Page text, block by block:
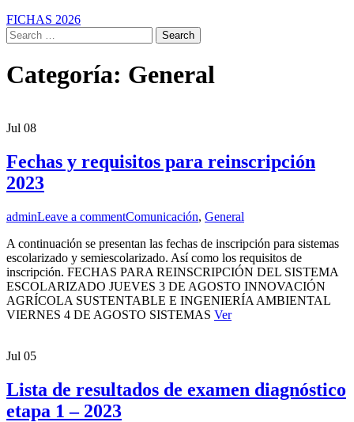
FICHAS 2026
Search
Search
Close
Search
for:
Search
Categoría: General
Jul 08
Fechas y requisitos para reinscripción
2023
adminLeave a commentComunicación, General
A continuación se presentan las fechas de inscripción para sistemas
escolarizado y semiescolarizado. Así como los requisitos de
inscripción. FECHAS PARA REINSCRIPCIÓN DEL SISTEMA
ESCOLARIZADO JUEVES 3 DE AGOSTO INNOVACIÓN
AGRÍCOLA SUSTENTABLE E INGENIERÍA AMBIENTAL
VIERNES 4 DE AGOSTO SISTEMAS Ver
Jul 05
Lista de resultados de examen diagnóstico
etapa 1 – 2023